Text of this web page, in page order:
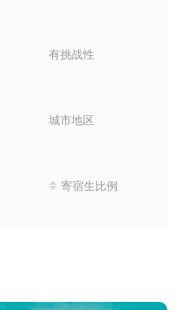
有挑战性
城市地区
寄宿生比例